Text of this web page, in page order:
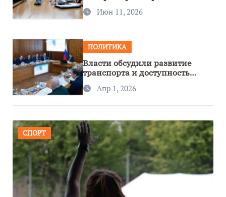
сотрудничество с Узбекистаном
Июн 11, 2026
ПОЛИТИКА
Власти обсудили развитие
транспорта и доступность
региона
Апр 1, 2026
СПОРТ